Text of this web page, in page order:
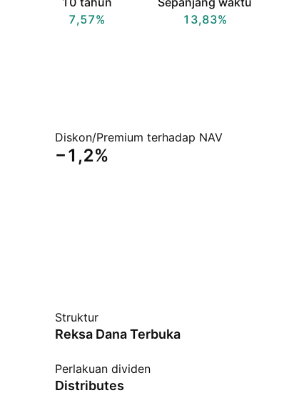
7,57%
13,83%
Diskon/Premium terhadap NAV
−1,2%
Struktur
Reksa Dana Terbuka
Perlakuan dividen
Distributes